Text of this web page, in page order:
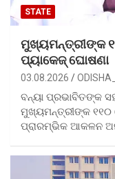
STATE
ମୁଖ୍ୟମନ୍ତ୍ରୀଙ୍କ
ପ୍ୟାକେଜ୍ ଘୋଷଣା
03.08.2026
ବନ୍ୟା ପ୍ରଭାବିତଙ୍କ
ମୁଖ୍ୟମନ୍ତ୍ରୀଙ୍କ ୧୧୦
ପ୍ରାରମ୍ଭିକ ଆକଳନ